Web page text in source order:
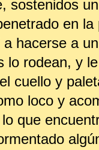
sostenidos
en la
hacerse a
lo rodean, y
cuello y
loco y
que